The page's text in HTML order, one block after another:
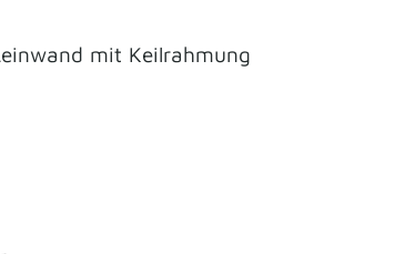
mit Keilrahmung